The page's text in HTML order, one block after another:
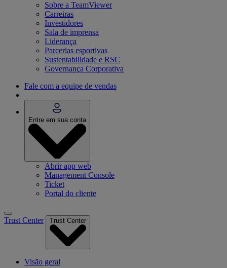
Sobre a TeamViewer
Carreiras
Investidores
Sala de imprensa
Liderança
Parcerias esportivas
Sustentabilidade e RSC
Governança Corporativa
Fale com a equipe de vendas
Entre em sua conta
Abrir app web
Management Console
Ticket
Portal do cliente
Trust Center Trust Center
Visão geral